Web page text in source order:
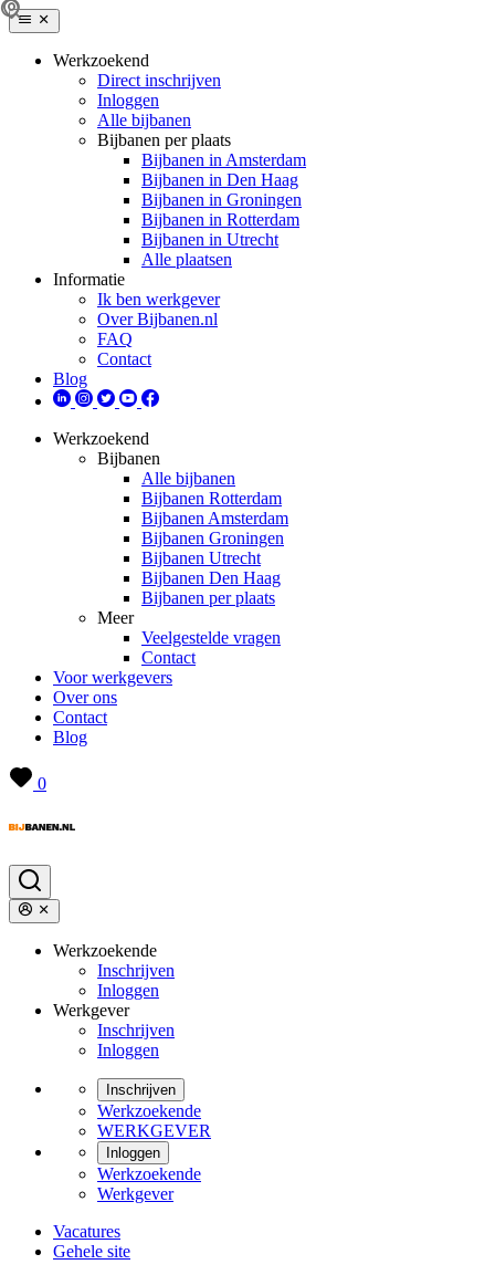
Werkzoekend
Direct inschrijven
Inloggen
Alle bijbanen
Bijbanen per plaats
Bijbanen in Amsterdam
Bijbanen in Den Haag
Bijbanen in Groningen
Bijbanen in Rotterdam
Bijbanen in Utrecht
Alle plaatsen
Informatie
Ik ben werkgever
Over Bijbanen.nl
FAQ
Contact
Blog
Werkzoekend
Bijbanen
Alle bijbanen
Bijbanen Rotterdam
Bijbanen Amsterdam
Bijbanen Groningen
Bijbanen Utrecht
Bijbanen Den Haag
Bijbanen per plaats
Meer
Veelgestelde vragen
Contact
Voor werkgevers
Over ons
Contact
Blog
0
Werkzoekende
Inschrijven
Inloggen
Werkgever
Inschrijven
Inloggen
Inschrijven
Werkzoekende
WERKGEVER
Inloggen
Werkzoekende
Werkgever
Vacatures
Gehele site